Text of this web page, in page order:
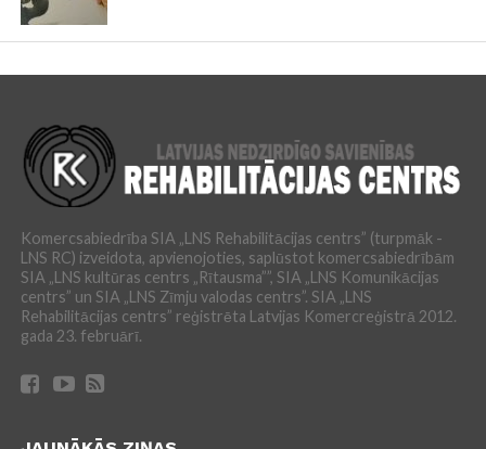
Komercsabiedrība SIA „LNS Rehabilitācijas centrs” (turpmāk -
LNS RC) izveidota, apvienojoties, saplūstot komercsabiedrībām
SIA „LNS kultūras centrs „Rītausma””, SIA „LNS Komunikācijas
centrs” un SIA „LNS Zīmju valodas centrs”. SIA „LNS
Rehabilitācijas centrs” reģistrēta Latvijas Komercreģistrā 2012.
gada 23. februārī.